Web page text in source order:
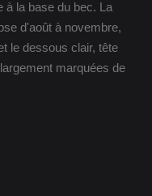
à la base du bec. La
d'août à novembre,
le dessous clair, tête
marquées de